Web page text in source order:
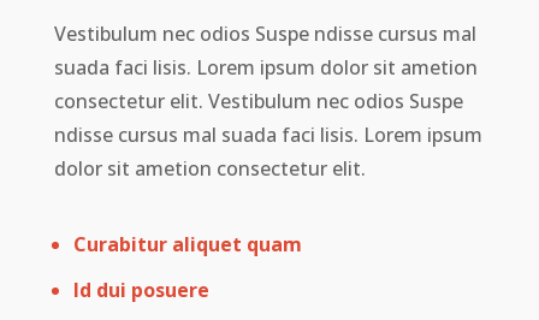
Vestibulum nec odios Suspe ndisse cursus mal
suada faci lisis. Lorem ipsum dolor sit ametion
consectetur elit. Vestibulum nec odios Suspe
ndisse cursus mal suada faci lisis. Lorem ipsum
dolor sit ametion consectetur elit.
Curabitur aliquet quam
Id dui posuere